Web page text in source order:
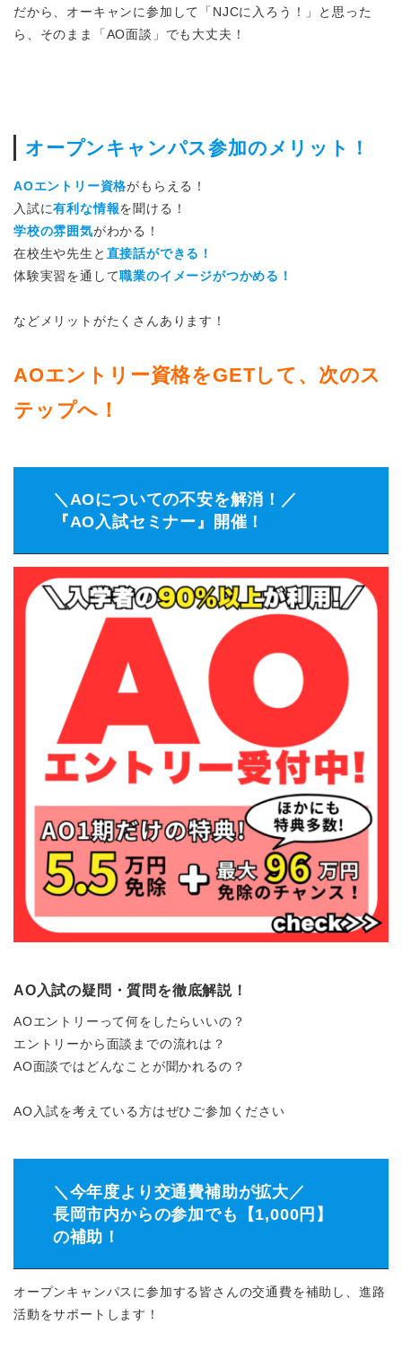
だから、オーキャンに参加して「NJCに入ろう！」と思った
ら、そのまま「AO面談」でも大丈夫！
オープンキャンパス参加のメリット！
AOエントリー資格がもらえる！
入試に有利な情報を聞ける！
学校の雰囲気がわかる！
在校生や先生と 直接話ができる！
体験実習を通して職業のイメージがつかめる！
などメリットがたくさんあります！
AOエントリー資格をGETして、次のス
テップへ！
＼AOについての不安を解消！／
『AO入試セミナー』開催！
AO入試の疑問・質問を徹底解説！
AOエントリーって何をしたらいいの？
エントリーから面談までの流れは？
AO面談ではどんなことが聞かれるの？
AO入試を考えている方はぜひご参加ください
＼今年度より交通費補助が拡大／
長岡市内からの参加でも【1,000円】
の補助！
オープンキャンパスに参加する皆さんの交通費を補助し、進路
活動をサポートします！